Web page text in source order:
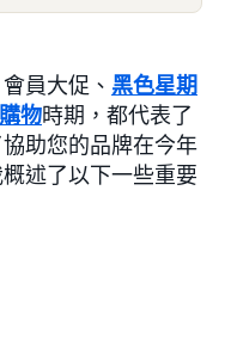
員大促、 黑色星期
物時期，都代表了
助您的品牌在今年
述了以下一些重要